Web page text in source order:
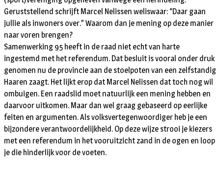
Geruststellend schrijft Marcel Nelissen weliswaar: “Daar gaan
jullie als inwoners over.” Waarom dan je mening op deze manier
naar voren brengen?
Samenwerking 95 heeft in de raad niet echt van harte
ingestemd met het referendum. Dat besluit is vooral onder druk
genomen nu de provincie aan de stoelpoten van een zelfstandig
Haaren zaagt. Het lijkt erop dat Marcel Nelissen dat toch nog wil
ombuigen. Een raadslid moet natuurlijk een mening hebben en
daarvoor uitkomen. Maar dan wel graag gebaseerd op eerlijke
feiten en argumenten. Als volksvertegenwoordiger heb je een
bijzondere verantwoordelijkheid. Op deze wijze strooi je kiezers
met een referendum in het vooruitzicht zand in de ogen en loop
je die hinderlijk voor de voeten.